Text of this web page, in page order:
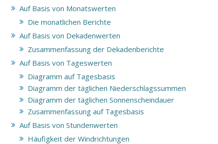
Auf Basis von Monatswerten
Die monatlichen Berichte
Auf Basis von Dekadenwerten
Zusammenfassung der Dekadenberichte
Auf Basis von Tageswerten
Diagramm auf Tagesbasis
Diagramm der täglichen Niederschlagssummen
Diagramm der täglichen Sonnenscheindauer
Zusammenfassung auf Tagesbasis
Auf Basis von Stundenwerten
Häufigkeit der Windrichtungen